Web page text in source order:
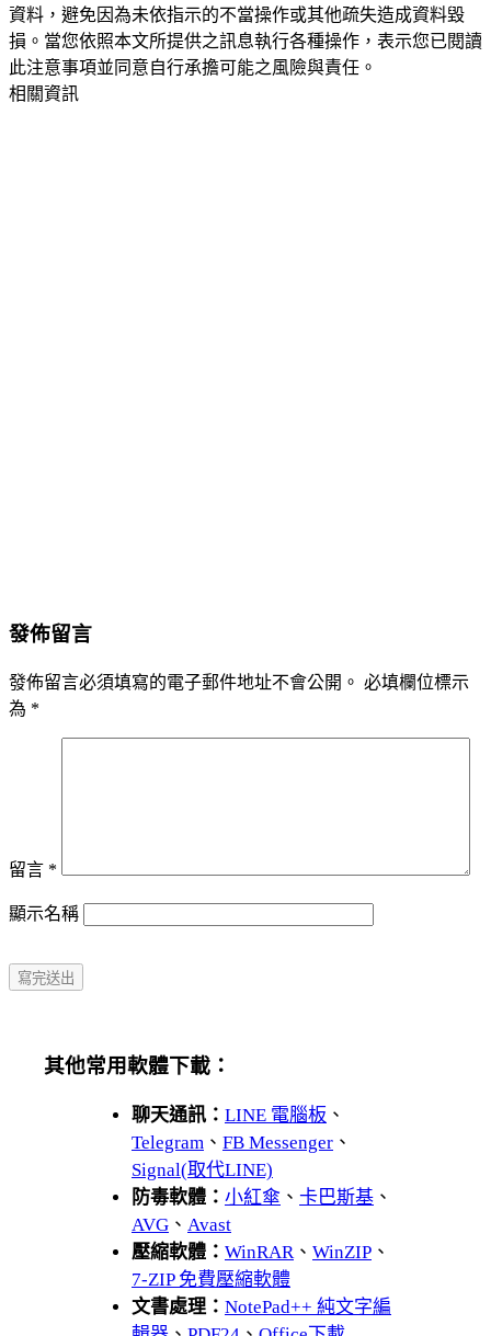
資料，避免因為未依指示的不當操作或其他疏失造成資料毀
損。當您依照本文所提供之訊息執行各種操作，表示您已閱讀
此注意事項並同意自行承擔可能之風險與責任。
相關資訊
發佈留言
發佈留言必須填寫的電子郵件地址不會公開。 必填欄位標示
為 *
留言 *
顯示名稱
其他常用軟體下載：
聊天通訊： LINE 電腦板 、
Telegram 、 FB Messenger 、
Signal(取代LINE)
防毒軟體： 小紅傘 、 卡巴斯基 、
AVG 、 Avast
壓縮軟體： WinRAR、 WinZIP 、
7-ZIP 免費壓縮軟體
文書處理： NotePad++ 純文字編